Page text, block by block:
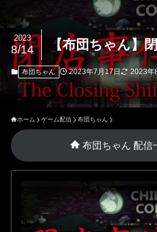
【布団ちゃん】
2023
8/14
布団ちゃん 2023年7月17日 2023年
ホーム ゲーム配信 布団ちゃん
布団ちゃん 配信